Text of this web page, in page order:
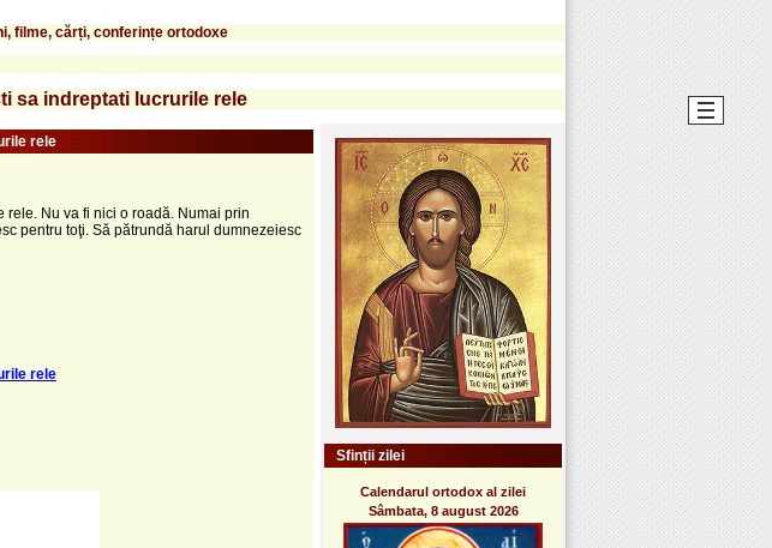
filme, cărți, conferințe ortodoxe
sa indreptati lucrurile rele
rele
Nu va fi nici o roadă. Numai prin
pentru toţi. Să pătrundă harul dumnezeiesc
rele
Sfinții zilei
Calendarul ortodox al zilei
Sâmbata, 8 august 2026